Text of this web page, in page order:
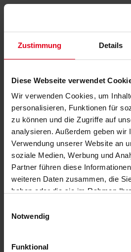
Zustimmung Details
Diese Webseite verwendet
Wir verwenden Cookies, um
personalisieren, Funktionen für
zu können und die Zugriffe auf
analysieren. Außerdem geben wir
Verwendung unserer Website an
soziale Medien, Werbung und
Partner führen diese
weiteren Daten zusammen, die
haben oder die sie im Rahmen
Notwendig
Funktional